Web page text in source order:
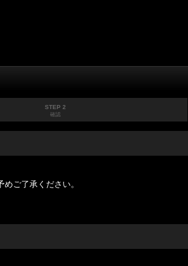
STEP 2
確認
ご了承ください。